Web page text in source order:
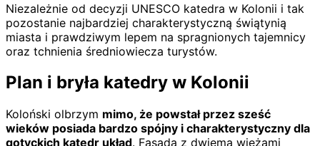
Niezależnie od decyzji UNESCO katedra w Kolonii i tak
pozostanie najbardziej charakterystyczną świątynią
miasta i prawdziwym lepem na spragnionych tajemnicy
oraz tchnienia średniowiecza turystów.
Plan i bryła katedry w Kolonii
Koloński olbrzym mimo, że powstał przez sześć
wieków posiada bardzo spójny i charakterystyczny dla
gotyckich katedr układ. Fasada z dwiema wieżami